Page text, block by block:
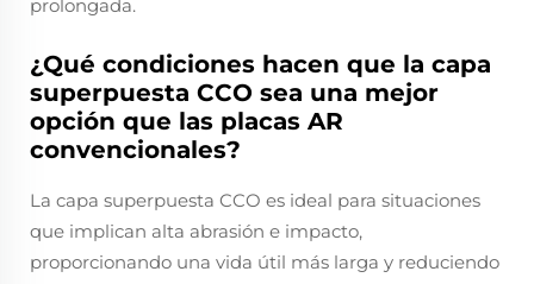
prolongada.
¿Qué condiciones hacen que la capa
superpuesta CCO sea una mejor
opción que las placas AR
convencionales?
La capa superpuesta CCO es ideal para situaciones
que implican alta abrasión e impacto,
proporcionando una vida útil más larga y reduciendo